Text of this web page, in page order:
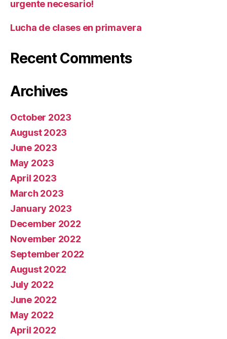
urgente necesario!
Lucha de clases en primavera
Recent Comments
Archives
October 2023
August 2023
June 2023
May 2023
April 2023
March 2023
January 2023
December 2022
November 2022
September 2022
August 2022
July 2022
June 2022
May 2022
April 2022